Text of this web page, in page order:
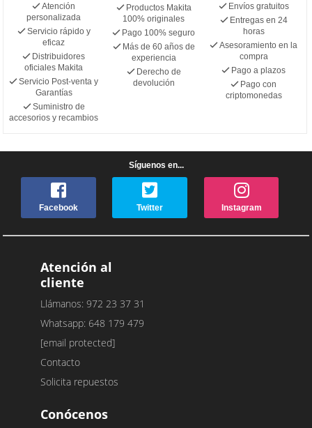
Atención
personalizada
Servicio rápido y
eficaz
Distribuidores
oficiales Makita
Servicio Post-venta y
Garantías
Suministro de
accesorios y recambios
Productos Makita
100% originales
Pago 100% seguro
Más de 60 años de
experiencia
Derecho de
devolución
Envíos gratuitos
Entregas en 24
horas
Asesoramiento en la
compra
Pago a plazos
Pago con
criptomonedas
Síguenos en...
Facebook Twitter Instagram
Atención al
cliente
Llámanos: 972 23 37 31
Whatsapp: 648 179 479
[email protected]
Contacto
Solicita repuestos
Conócenos